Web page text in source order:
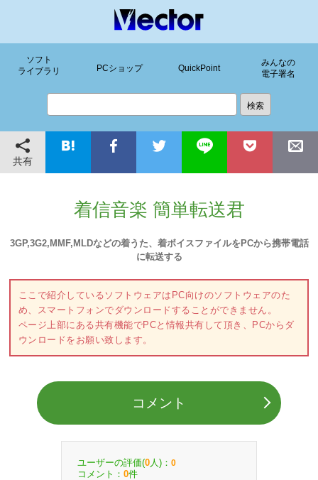
ソフト
ライブラリ
PCショップ QuickPoint
みんなの
電子署名
共有
着信音楽 簡単転送君
3GP,3G2,MMF,MLDなどの着うた、着ボイスファイルをPCから携帯電話
に転送する
ここで紹介しているソフトウェアはPC向けのソフトウェアのた
め、スマートフォンでダウンロードすることができません。
ページ上部にある共有機能でPCと情報共有して頂き、PCからダ
ウンロードをお願い致します。
コメント
ユーザーの評価(0 人)： 0
コメント： 0件